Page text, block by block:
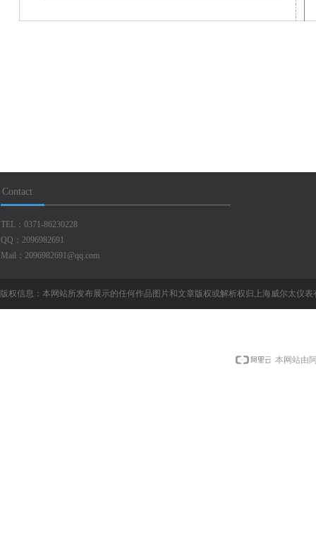
Contact
TEL：0371-86230228
QQ：2096982691
Mail：2096982691@qq.com
版权信息：本网站所发布展示的任何作品图片和文章版权或解析权归上海威尔太仪
本网站由